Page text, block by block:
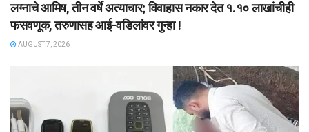
लग्नाचे आमिष, तीन वर्षे अत्याचार; विवाहास नकार देत १.१० लाखांचीही
फसवणूक, तरुणासह आई-वडिलांवर गुन्हा !
AUGUST 7, 2026